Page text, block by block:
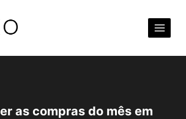
as compras do mês em